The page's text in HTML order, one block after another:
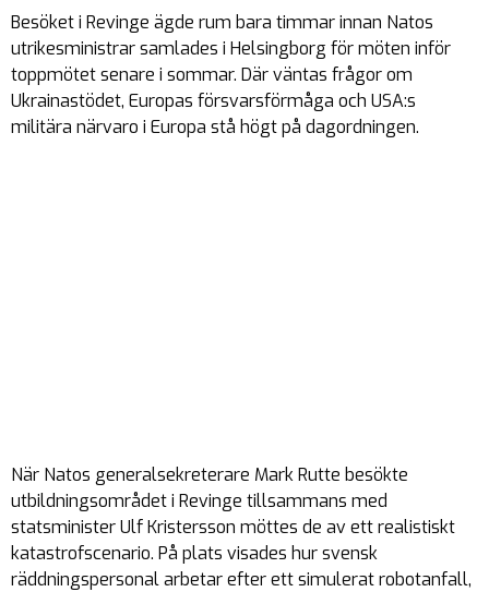
Besöket i Revinge ägde rum bara timmar innan Natos
utrikesministrar samlades i Helsingborg för möten inför
toppmötet senare i sommar. Där väntas frågor om
Ukrainastödet, Europas försvarsförmåga och USA:s
militära närvaro i Europa stå högt på dagordningen.
När Natos generalsekreterare Mark Rutte besökte
utbildningsområdet i Revinge tillsammans med
statsminister Ulf Kristersson möttes de av ett realistiskt
katastrofscenario. På plats visades hur svensk
räddningspersonal arbetar efter ett simulerat robotanfall,